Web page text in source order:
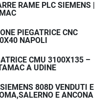
RAME PLC SIEMENS |
PIEGATRICE CNC
NAPOLI
CMU 3100X135 –
A UDINE
808D VENDUTI E
E ANCONA